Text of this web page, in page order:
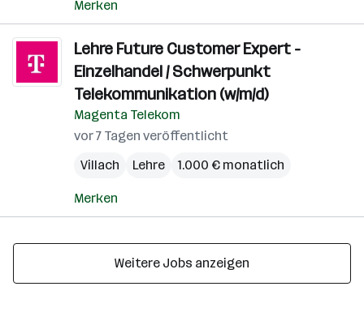
Merken
Lehre Future Customer Expert -
Einzelhandel / Schwerpunkt
Telekommunikation (w/m/d)
Magenta Telekom
vor 7 Tagen veröffentlicht
Villach
Lehre 1.000 € monatlich
Merken
Weitere Jobs anzeigen